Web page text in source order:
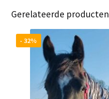
Gerelateerde producten
- 32%